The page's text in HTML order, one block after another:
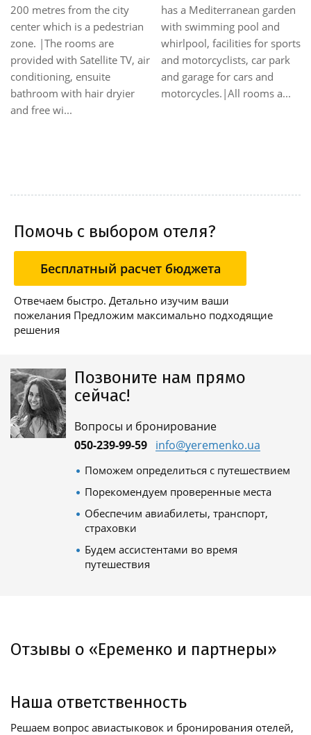
Virgilio. В отеле есть
открытый бассейн. В
каждом современном и
функционально
обставленном номере
имеется собственная
ванная комната, сейф,
деревнe Сирмионе. Этот
отель предлагает теплый,
семейный прием круглый
год. Гости оказываются
приятно погруженными в
абсолютном спокойствии:
Помочь с выбором отеля?
Бесплатный расчет бюджета
Отвечаем быстро. Детально изучим ваши
пожелания Предложим максимально подходящие
решения
Позвоните нам прямо
сейчас!
Вопросы и бронирование
050-239-99-59 info@yeremenko.ua
Поможем определиться с путешествием
Порекомендуем проверенные места
Обеспечим авиабилеты, транспорт,
страховки
Будем ассистентами во время
путешествия
Отзывы о «Еременко и партнеры»
Наша ответственность
Решаем вопрос авиастыковок и бронирования отелей,